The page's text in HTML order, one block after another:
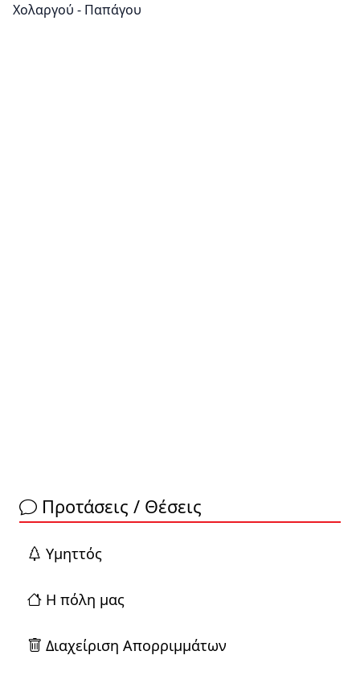
Χολαργού - Παπάγου
Προτάσεις / Θέσεις
Yμηττός
Η πόλη μας
Διαχείριση Απορριμμάτων